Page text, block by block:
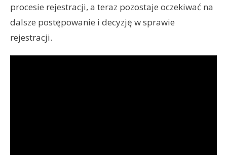
procesie rejestracji, a teraz pozostaje oczekiwać na
dalsze postępowanie i decyzję w sprawie
rejestracji.